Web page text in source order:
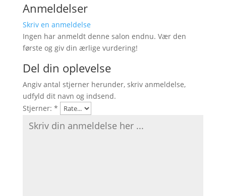
Anmeldelser
Skriv en anmeldelse
Ingen har anmeldt denne salon endnu. Vær den
første og giv din ærlige vurdering!
Del din oplevelse
Angiv antal stjerner herunder, skriv anmeldelse,
udfyld dit navn og indsend.
Stjerner: *